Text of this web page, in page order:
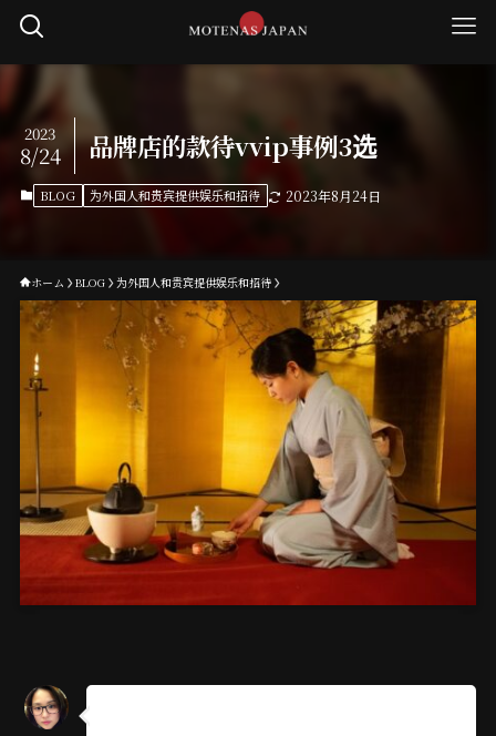
品牌店的款待vvip事例3选
2023
8/24
BLOG 为外国人和贵宾提供娱乐和招待 2023年8月24日
ホーム BLOG 为外国人和贵宾提供娱乐和招待